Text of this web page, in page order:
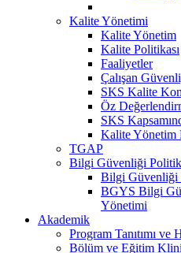
Kalite Yönetimi
Kalite Yönetim
Kalite Politikası
Faaliyetler
Çalışan
SKS Kalite
Öz
SKS
Kalite Yönetim
TGAP
Bilgi Güvenliği
Bilgi Güvenliği
BGYS Bilgi
Yönetimi
Akademik
Program Tanıtımı ve
Bölüm ve Eğitim